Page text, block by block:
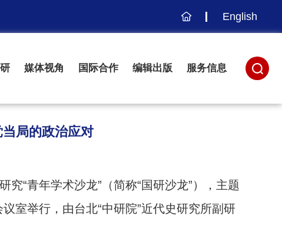
主 English
媒体视角 国际合作 编辑出版 服务信息
局的政治应对
“青年学术沙龙”（简称“国研沙龙”），主题
室举行，由台北“中研院”近代史研究所副研